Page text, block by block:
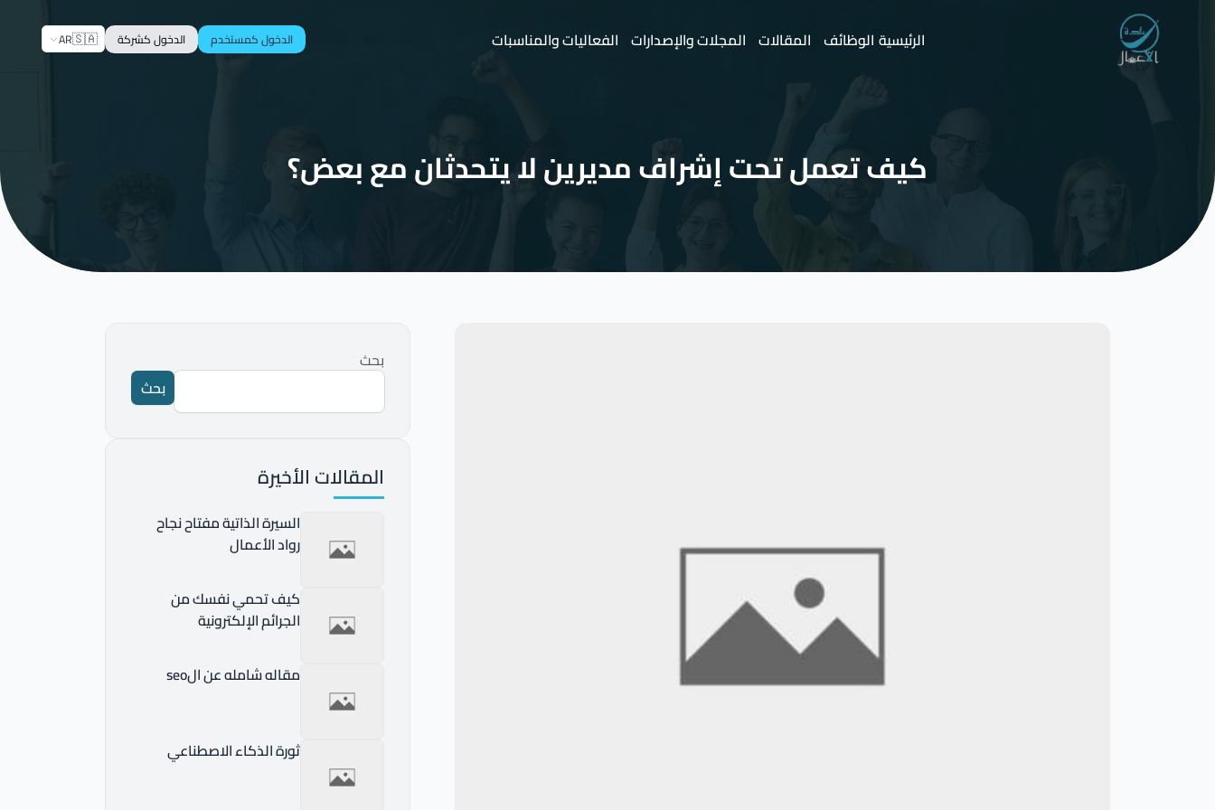
الرئيسية الوظائف المقالات المجلات والإصدارات الفعاليات والمناسبات 🇸🇦
AR الدخول كمستخدم الدخول كشركة
كيف تعمل تحت إشراف مديرين لا يتحدثان مع بعض؟
بحث
بحث
المقالات الأخيرة
السيرة الذاتية مفتاح نجاح
رواد الأعمال
كيف تحمي نفسك من
الجرائم الإلكترونية
مقاله شامله عن الseo
ثورة الذكاء الاصطناعي